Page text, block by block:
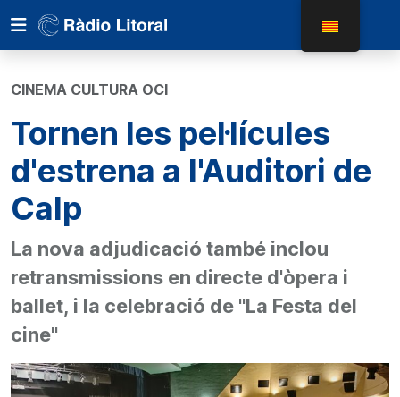
CINEMA CULTURA OCI
Tornen les pel·lícules
d'estrena a l'Auditori de
Calp
La nova adjudicació també inclou
retransmissions en directe d'òpera i
ballet, i la celebració de "La Festa del
cine"